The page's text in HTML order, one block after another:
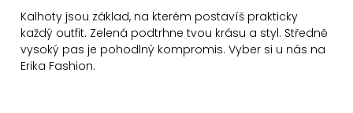
Kalhoty jsou základ, na kterém postavíš prakticky
každý outfit. Zelená podtrhne tvou krásu a styl. Středně
vysoký pas je pohodlný kompromis. Vyber si u nás na
Erika Fashion.